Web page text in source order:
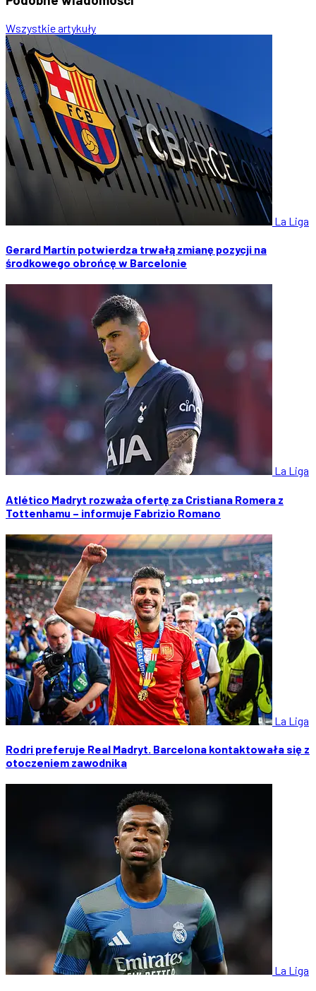
Wszystkie artykuły
La Liga
Gerard Martín potwierdza trwałą zmianę pozycji na
środkowego obrońcę w Barcelonie
La Liga
Atlético Madryt rozważa ofertę za Cristiana Romera z
Tottenhamu – informuje Fabrizio Romano
La Liga
Rodri preferuje Real Madryt. Barcelona kontaktowała się z
otoczeniem zawodnika
La Liga